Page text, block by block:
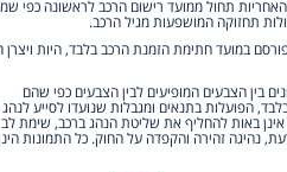
תחול ממועד רישום הרכב לראשונה כפי
תחזוקה המושפעות מגיל הרכב.
במועד חתימת הזמנת הרכב בלבד, היות ויצרן
בין הצבעים המופיעים לבין הצבעים כפי שהם
הפועלות בתנאים ומגבלות שנועדו לסייע
באות להחליף את שליטת הנהג ברכב, שימת לב
נהיגה זהירה והקפדה על החוק. כל התמונות